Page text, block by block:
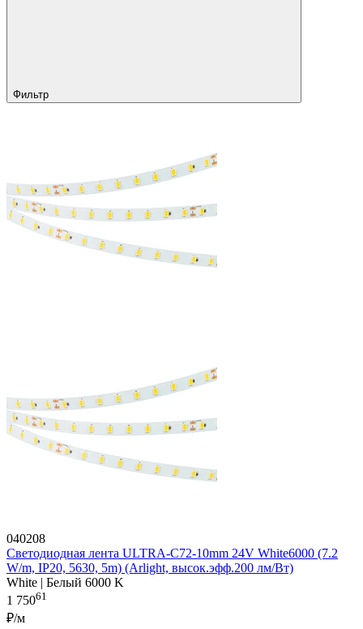
Фильтр
040208
Светодиодная лента ULTRA-C72-10mm 24V White6000 (7.2
W/m, IP20, 5630, 5m) (Arlight, высок.эфф.200 лм/Вт)
White | Белый 6000 K
1 75061
₽/м